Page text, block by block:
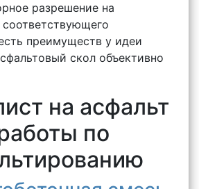
разрешение на
соответствующего
преимуществ у идеи
скол объективно
на асфальт
по